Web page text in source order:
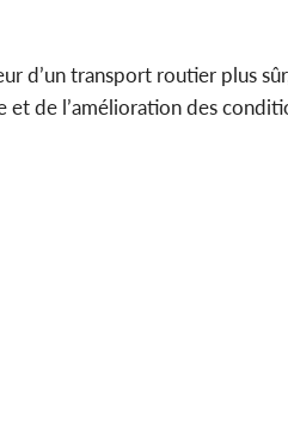
d’un transport routier plus
de l’amélioration des